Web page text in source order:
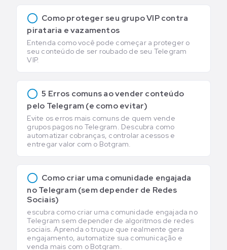
Como proteger seu grupo VIP contra
pirataria e vazamentos
Entenda como você pode começar a proteger o
seu conteúdo de ser roubado de seu Telegram
VIP.
5 Erros comuns ao vender conteúdo
pelo Telegram (e como evitar)
Evite os erros mais comuns de quem vende
grupos pagos no Telegram. Descubra como
automatizar cobranças, controlar acessos e
entregar valor com o Botgram.
Como criar uma comunidade engajada
no Telegram (sem depender de Redes
Sociais)
escubra como criar uma comunidade engajada no
Telegram sem depender de algoritmos de redes
sociais. Aprenda o truque que realmente gera
engajamento, automatize sua comunicação e
venda mais com o Botgram.